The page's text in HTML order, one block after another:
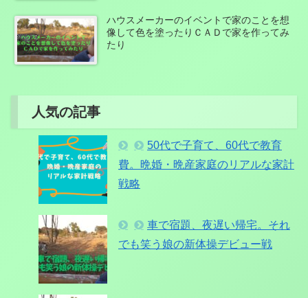
ハウスメーカーのイベントで家のことを想
像して色を塗ったりＣＡＤで家を作ってみ
たり
人気の記事
50代で子育て、60代で教育
費。晩婚・晩産家庭のリアルな家計
戦略
車で宿題、夜遅い帰宅。それ
でも笑う娘の新体操デビュー戦